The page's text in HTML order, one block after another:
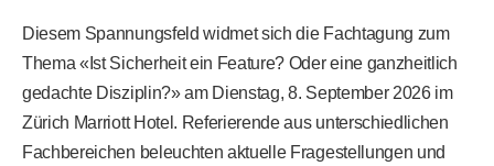
Diesem Spannungsfeld widmet sich die Fachtagung zum
Thema «Ist Sicherheit ein Feature? Oder eine ganzheitlich
gedachte Disziplin?» am Dienstag, 8. September 2026 im
Zürich Marriott Hotel. Referierende aus unterschiedlichen
Fachbereichen beleuchten aktuelle Fragestellungen und